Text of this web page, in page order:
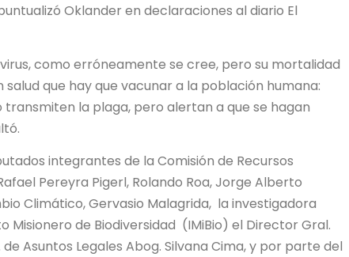
Oklander en declaraciones al diario El
como erróneamente se cree, pero su mortalidad
que hay que vacunar a la población humana:
la plaga, pero alertan a que se hagan
integrantes de la Comisión de Recursos
Pereyra Pigerl, Rolando Roa, Jorge Alberto
Climático, Gervasio Malagrida, la investigadora
de Biodiversidad (IMiBio) el Director Gral.
Asuntos Legales Abog. Silvana Cima, y por parte del